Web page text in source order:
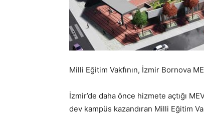
Milli Eğitim Vakfının, İzmir Bornova
İzmir’de daha önce hizmete açtığı
dev kampüs kazandıran Milli Eğitim